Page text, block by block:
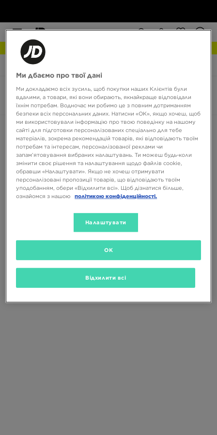
JD Sports
Vans Sk8-Hi MTE-2
0 товарів
Сортувати:Рекомендовані Фільтрувати
вибрані фільтри
Ми дбаємо про твої дані
Ми докладаємо всіх зусиль, щоб покупки наших Клієнтів були
вдалими, а товари, які вони обирають, якнайкраще відповідали
їхнім потребам. Водночас ми робимо це з повним дотриманням
безпеки всіх персональних даних. Натисни «OK», якщо хочеш, щоб
ми використовували інформацію про твою поведінку на нашому
сайті для підготовки персоналізованих спеціально для тебе
матеріалів, зокрема рекомендацій товарів, які відповідають твоїм
потребам та інтересам, персоналізованої реклами чи
запам’ятовування вибраних налаштувань. Ти можеш будь-коли
змінити своє рішення та налаштування щодо файлів cookie,
обравши «Налаштувати». Якщо не хочеш отримувати
персоналізовані пропозиції товарів, що відповідають твоїм
уподобанням, обери «Відхилити всі». Щоб дізнатися більше,
ознайомся з нашою
політикою конфіденційності.
Налаштувати
Відхилити всі
OK